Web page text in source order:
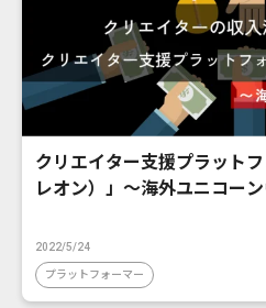
クリエイター支援プラット
レオン）」〜海外ユニコー
2022/5/24
プラットフォーマー